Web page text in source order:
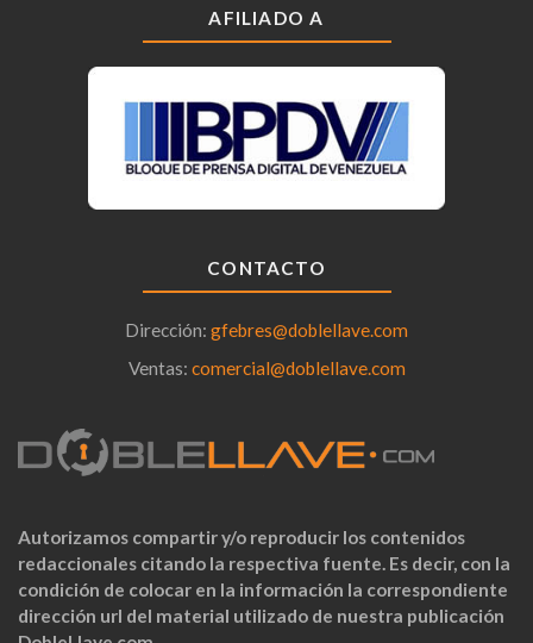
AFILIADO A
CONTACTO
Dirección: gfebres@doblellave.com
Ventas: comercial@doblellave.com
Autorizamos compartir y/o reproducir los contenidos
redaccionales citando la respectiva fuente. Es decir, con la
condición de colocar en la información la correspondiente
dirección url del material utilizado de nuestra publicación